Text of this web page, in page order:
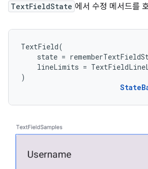
TextFieldState 에서 수정 메서드를
TextField(
state =
lineLimits =
)